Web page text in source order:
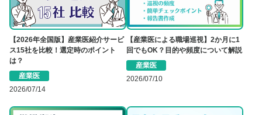
【2026年全国版】産業医紹介サービ
ス15社を比較！選定時のポイント
は？
産業医
2026/07/14
【産業医による職場巡視】2か月に1
回でもOK？目的や頻度について解説
産業医
2026/07/10